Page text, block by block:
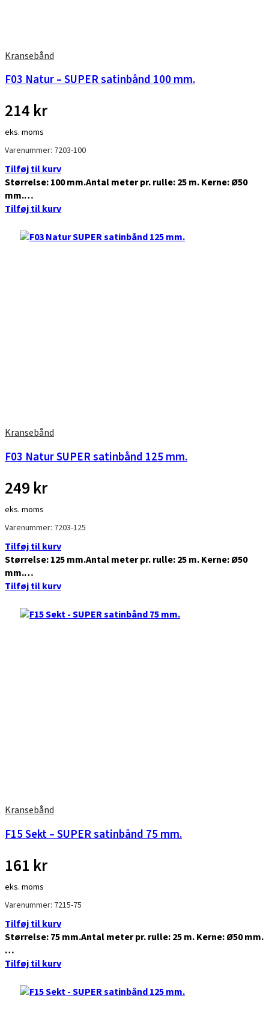
Kransebånd
F03 Natur – SUPER satinbånd 100 mm.
214 kr
eks. moms
Varenummer: 7203-100
Tilføj til kurv
Størrelse: 100 mm.Antal meter pr. rulle: 25 m. Kerne: Ø50
mm.…
Tilføj til kurv
Kransebånd
F03 Natur SUPER satinbånd 125 mm.
249 kr
eks. moms
Varenummer: 7203-125
Tilføj til kurv
Størrelse: 125 mm.Antal meter pr. rulle: 25 m. Kerne: Ø50
mm.…
Tilføj til kurv
Kransebånd
F15 Sekt – SUPER satinbånd 75 mm.
161 kr
eks. moms
Varenummer: 7215-75
Tilføj til kurv
Størrelse: 75 mm.Antal meter pr. rulle: 25 m. Kerne: Ø50 mm.
…
Tilføj til kurv